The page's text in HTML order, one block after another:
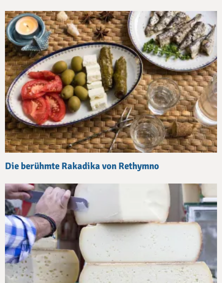
Die berühmte Rakadika von Rethymno